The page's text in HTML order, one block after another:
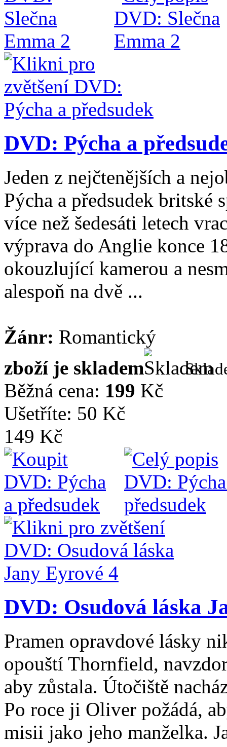
DVD: Pýcha a
Jeden z nejčtenějších a
Pýcha a předsudek britské
více než šedesáti letech
výprava do Anglie konce
okouzlující kamerou a
alespoň na dvě ...
Žánr: Romantický
zboží je skladem
Běžná cena: 199 Kč
Ušetříte: 50 Kč
149 Kč
DVD: Osudová láska
Pramen opravdové lásky
opouští Thornfield,
aby zůstala. Útočiště
Po roce ji Oliver požádá,
misii jako jeho manželka.